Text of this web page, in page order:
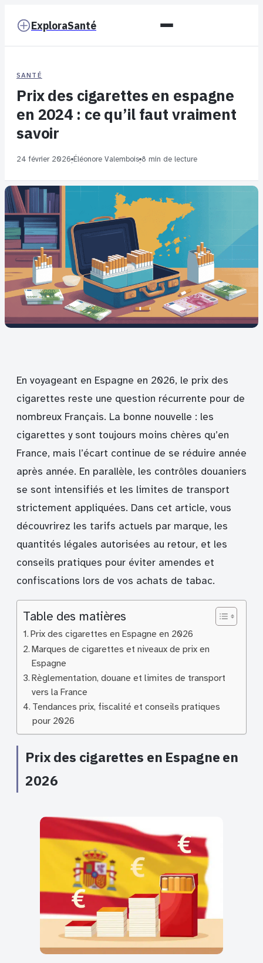
ExploraSanté
SANTÉ
Prix des cigarettes en espagne
en 2024 : ce qu’il faut vraiment
savoir
24 février 2026·Éléonore Valembois·8 min de lecture
En voyageant en Espagne en 2026, le prix des
cigarettes reste une question récurrente pour de
nombreux Français. La bonne nouvelle : les
cigarettes y sont toujours moins chères qu’en
France, mais l’écart continue de se réduire année
après année. En parallèle, les contrôles douaniers
se sont intensifiés et les limites de transport
strictement appliquées. Dans cet article, vous
découvrirez les tarifs actuels par marque, les
quantités légales autorisées au retour, et les
conseils pratiques pour éviter amendes et
confiscations lors de vos achats de tabac.
Table des matières
Prix des cigarettes en Espagne en 2026
Marques de cigarettes et niveaux de prix en
Espagne
Règlementation, douane et limites de transport
vers la France
Tendances prix, fiscalité et conseils pratiques
pour 2026
Prix des cigarettes en Espagne en
2026